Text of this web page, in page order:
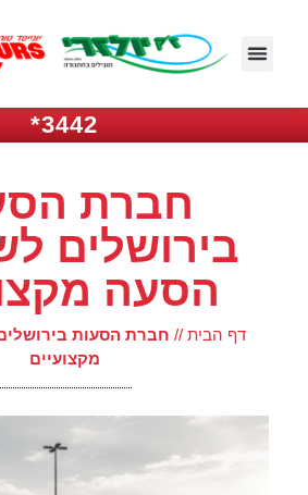
3442*
חברת
בירושלים
הסעה
דף הבית // חברת הסעות
מקצועיים